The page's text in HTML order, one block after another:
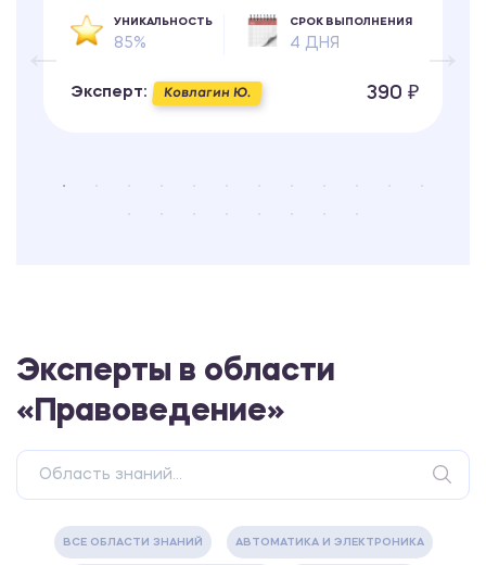
УНИКАЛЬНОСТЬ
85%
СРОК ВЫПОЛНЕНИЯ
4 ДНЯ
Эксперт: Ковлагин Ю. 390 ₽
Эксперты в области
«Правоведение»
ВСЕ ОБЛАСТИ ЗНАНИЙ АВТОМАТИКА И ЭЛЕКТРОНИКА